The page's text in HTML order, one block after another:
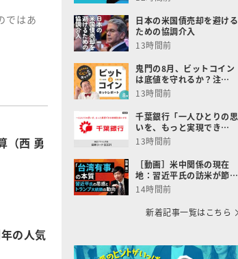
ではあ
（西 勇
の人気
日本の米国債売却を避ける
ための協調介入
13時間前
鬼門の8月、ビットコイン
は底値を守れるか？注…
13時間前
千葉銀行「一人ひとりの思
いを、もっと実現でき…
13時間前
［動画］米中関係の現在
地：習近平氏の訪米が節…
14時間前
新着記事一覧はこちら